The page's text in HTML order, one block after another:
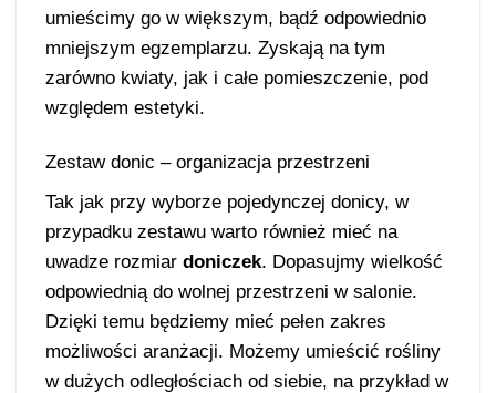
umieścimy go w większym, bądź odpowiednio
mniejszym egzemplarzu. Zyskają na tym
zarówno kwiaty, jak i całe pomieszczenie, pod
względem estetyki.
Zestaw donic – organizacja przestrzeni
Tak jak przy wyborze pojedynczej donicy, w
przypadku zestawu warto również mieć na
uwadze rozmiar doniczek. Dopasujmy wielkość
odpowiednią do wolnej przestrzeni w salonie.
Dzięki temu będziemy mieć pełen zakres
możliwości aranżacji. Możemy umieścić rośliny
w dużych odległościach od siebie, na przykład w